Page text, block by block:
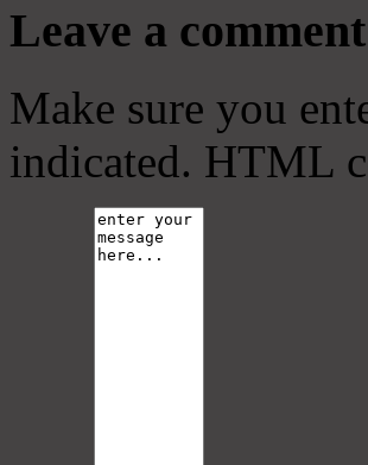
Leave a comment
Make sure you
indicated. HTML